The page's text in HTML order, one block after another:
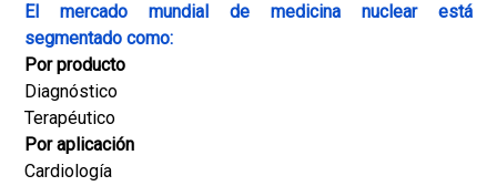
El mercado mundial de medicina nuclear está
segmentado como:
Por producto
Diagnóstico
Terapéutico
Por aplicación
Cardiología